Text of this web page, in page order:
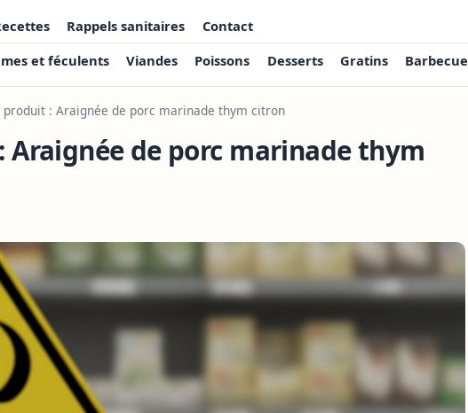
Rappels sanitaires
Contact
et féculents Viandes Poissons Desserts Gratins Barbecue
produit : Araignée de porc marinade thym citron
Araignée de porc marinade thym